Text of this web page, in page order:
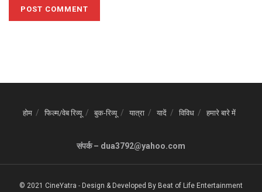
होम फिल्म/वेब रिव्यू बुक-रिव्यू यात्रा यादें विविध हमारे बारे में
संपर्क – dua3792@yahoo.com
© 2021 CineYatra - Design & Developed By Beat of Life Entertainment